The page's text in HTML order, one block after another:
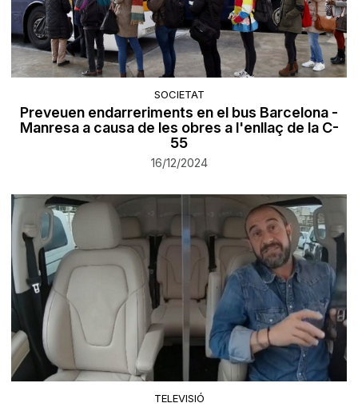
SOCIETAT
Preveuen endarreriments en el bus Barcelona -
Manresa a causa de les obres a l'enllaç de la C-
55
16/12/2024
TELEVISIÓ